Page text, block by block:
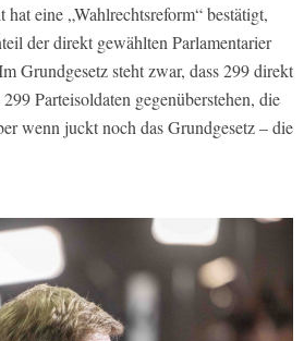
hat eine „Wahlrechtsreform“ bestätigt,
der direkt gewählten Parlamentarier
Grundgesetz steht zwar, dass 299 direkt
Parteisoldaten gegenüberstehen, die
wenn juckt noch das Grundgesetz – die